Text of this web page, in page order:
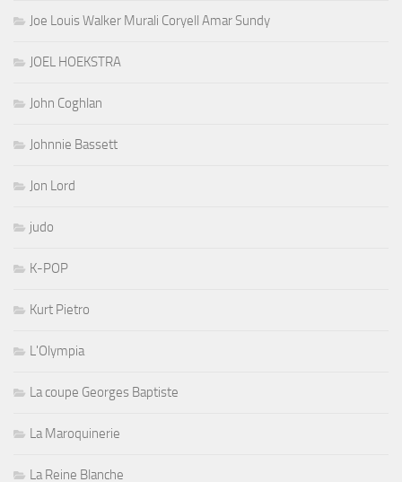
Joe Louis Walker Murali Coryell Amar Sundy
JOEL HOEKSTRA
John Coghlan
Johnnie Bassett
Jon Lord
judo
K-POP
Kurt Pietro
L'Olympia
La coupe Georges Baptiste
La Maroquinerie
La Reine Blanche